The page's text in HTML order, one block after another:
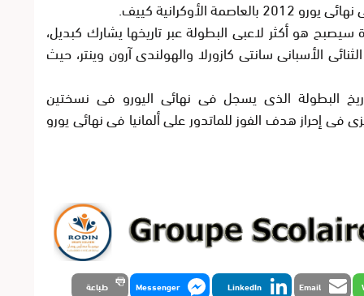
الأوكرانية كييف.
سيصبح هو أكثر لاعبى البطولة عبر تاريخها يشارك كبديل،
الأسبانى سانتى كازورلا والهولندى آرون وينتر، حيث
البطولة الذى يسجل فى نهائى اليورو فى نسختين
فى إحراز هدف الفوز للماتدور على ألمانيا فى نهائى يورو
Email
LinkedIn
Messenger طباعة